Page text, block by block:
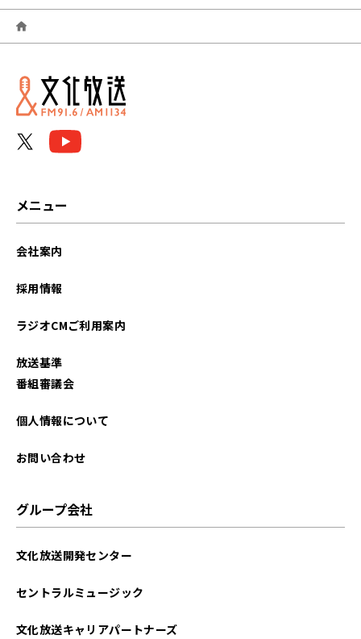
2026年06月
2026年05月
2026年04月
2025年07月
2025年04月
メニュー
会社案内
採用情報
ラジオCMご利用案内
放送基準
番組審議会
個人情報について
お問い合わせ
グループ会社
文化放送開発センター
セントラルミュージック
文化放送キャリアパートナーズ